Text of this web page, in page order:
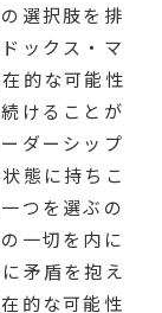
選択肢を排
ックス・マ
的な可能性
けることが
ダーシップ
態に持ちこ
つを選ぶの
一切を内に
矛盾を抱え
的な可能性